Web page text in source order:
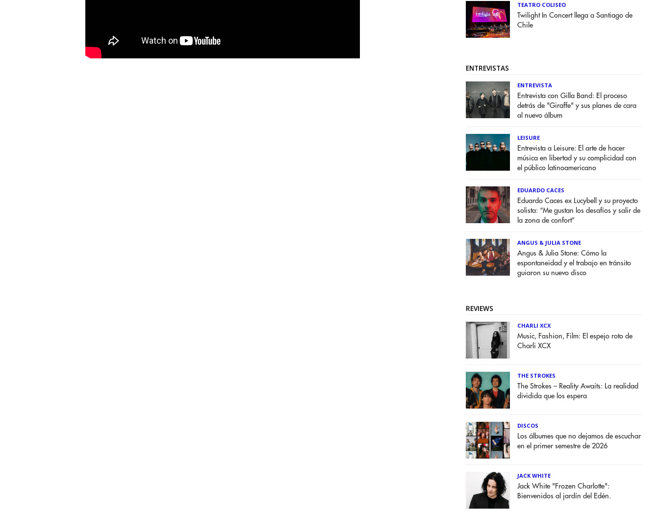
TEATRO COLISEO
Twilight In Concert llega a Santiago de
Chile
ENTREVISTAS
ENTREVISTA
Entrevista con Gilla Band: El proceso
detrás de "Giraffe" y sus planes de cara
al nuevo álbum
LEISURE
Entrevista a Leisure: El arte de hacer
música en libertad y su complicidad con
el público latinoamericano
EDUARDO CACES
Eduardo Caces ex Lucybell y su proyecto
solista: “Me gustan los desafíos y salir de
la zona de confort”
ANGUS & JULIA STONE
Angus & Julia Stone: Cómo la
espontaneidad y el trabajo en tránsito
guiaron su nuevo disco
REVIEWS
CHARLI XCX
Music, Fashion, Film: El espejo roto de
Charli XCX
THE STROKES
The Strokes – Reality Awaits: La realidad
dividida que los espera
DISCOS
Los álbumes que no dejamos de escuchar
en el primer semestre de 2026
JACK WHITE
Jack White "Frozen Charlotte":
Bienvenidos al jardín del Edén.